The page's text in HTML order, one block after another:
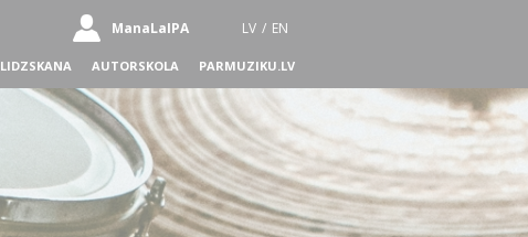
ManaLaIPA LV / EN
LIDZSKANA AUTORSKOLA PARMUZIKU.LV